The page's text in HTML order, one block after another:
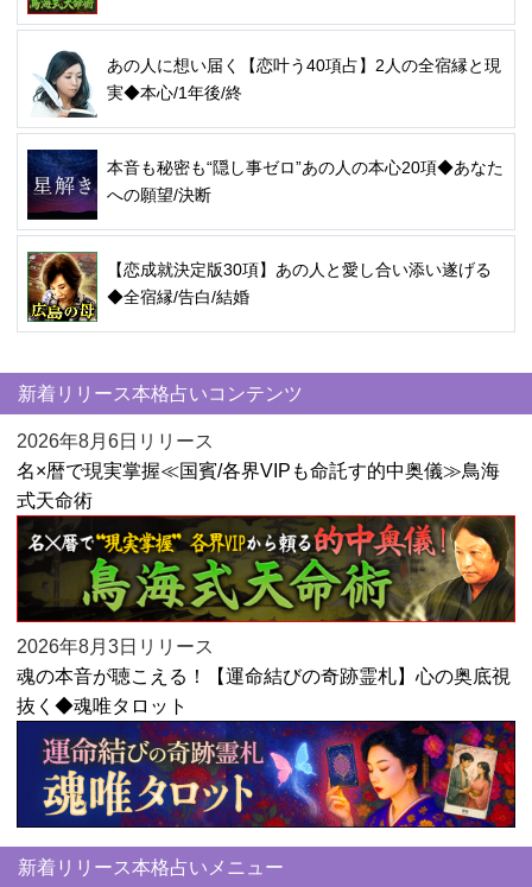
あの人に想い届く【恋叶う40項占】2人の全宿縁と現
実◆本心/1年後/終
本音も秘密も“隠し事ゼロ”あの人の本心20項◆あなた
への願望/決断
【恋成就決定版30項】あの人と愛し合い添い遂げる
◆全宿縁/告白/結婚
新着リリース本格占いコンテンツ
2026年8月6日リリース
名×暦で現実掌握≪国賓/各界VIPも命託す的中奥儀≫鳥海
式天命術
2026年8月3日リリース
魂の本音が聴こえる！【運命結びの奇跡霊札】心の奥底視
抜く◆魂唯タロット
新着リリース本格占いメニュー